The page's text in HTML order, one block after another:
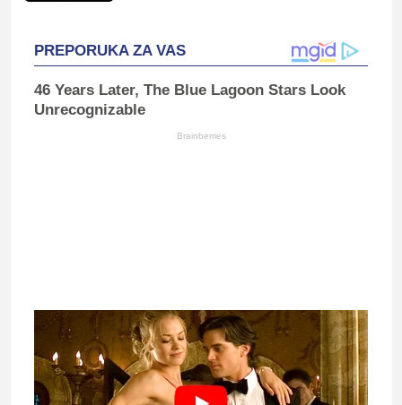
PREPORUKA ZA VAS
46 Years Later, The Blue Lagoon Stars Look
Unrecognizable
Brainberries